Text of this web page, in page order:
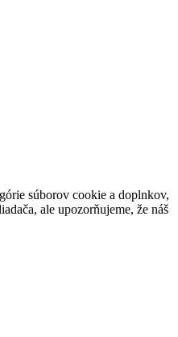
súborov cookie a doplnkov,
ale upozorňujeme, že náš